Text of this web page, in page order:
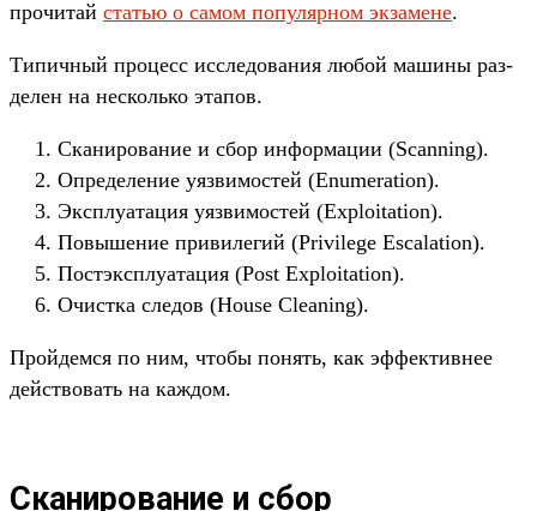
про­читай статью о самом популяр­ном экза­мене.
Ти­пич­ный про­цесс иссле­дова­ния любой машины раз­
делен на нес­коль­ко эта­пов.
Ска­ниро­вание и сбор информа­ции (Scanning).
Оп­ределе­ние уяз­вимос­тей (Enumeration).
Экс­плу­ата­ция уяз­вимос­тей (Exploitation).
По­выше­ние при­виле­гий (Privilege Escalation).
Пос­тэкс­плу­ата­ция (Post Exploitation).
Очис­тка сле­дов (House Cleaning).
Прой­дем­ся по ним, что­бы понять, как эффектив­нее
дей­ство­вать на каж­дом.
Сканирование и сбор